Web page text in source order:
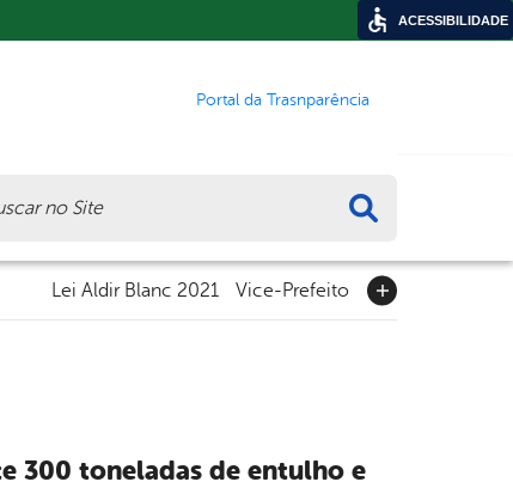
Portal da Trasnparência
Lei Aldir Blanc 2021 Vice-Prefeito
300 toneladas de entulho e
ACESSIBILIDADE